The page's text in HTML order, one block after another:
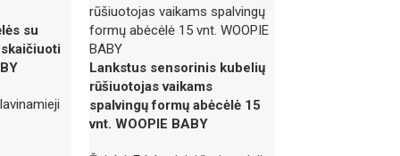
su
Lankstus sensorinis kubelių
rūšiuotojas vaikams
spalvingų formų abėcėlė 15
vnt. WOOPIE BABY